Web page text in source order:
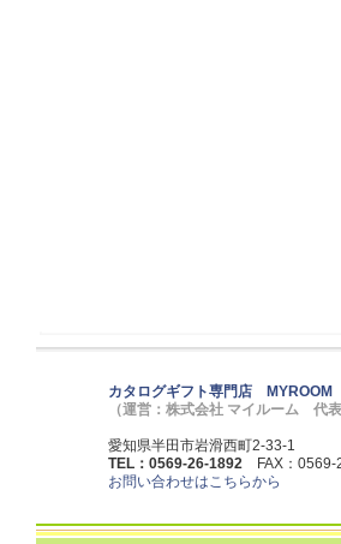
カタログギフト専門店 MYROOM
（運営：株式会社 マイルーム 代
愛知県半田市岩滑西町2-33-1
TEL：0569-26-1892 FAX：0569-
お問い合わせはこちらから